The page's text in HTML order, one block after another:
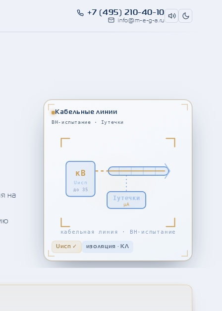
+7 (495) 210-40-10
info@m-e-g-a.ru
на
Кабельные линии
ВН-испытание · Iутечки
кВ
Uисп
до 35
Iутечки
μA
кабельная линия · ВН-испытание
Uисп ✓ изоляция · КЛ